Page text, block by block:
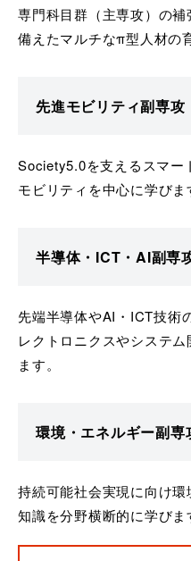
専門科目群（主専攻）の
備えたマルチなπ型人材の
先進モビリティ副専攻
Society5.0を支えるスマー
モビリティを中心に学びま
半導体・ICT・AI副専
先端半導体やAI・ICT技術
レクトロニクスやシステ
ます。
環境・エネルギー副専
持続可能社会実現に向け
知識を分野横断的に学びま